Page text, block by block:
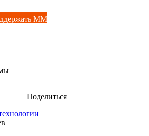
ММ
Поделиться